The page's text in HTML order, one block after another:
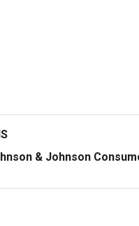
& Johnson